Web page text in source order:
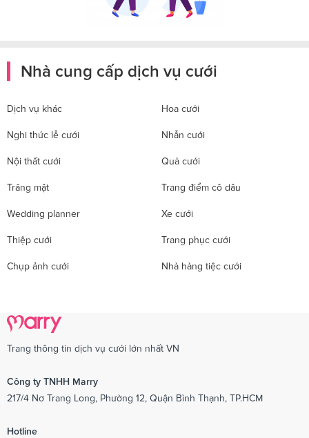
Nhà cung cấp dịch vụ cưới
Dịch vụ khác Hoa cưới
Nghi thức lễ cưới Nhẫn cưới
Nội thất cưới Quà cưới
Trăng mật Trang điểm cô dâu
Wedding planner Xe cưới
Thiệp cưới Trang phục cưới
Chụp ảnh cưới Nhà hàng tiệc cưới
Trang thông tin dịch vụ cưới lớn nhất VN
Công ty TNHH Marry
217/4 Nơ Trang Long, Phường 12, Quận Bình Thạnh, TP.HCM
Hotline